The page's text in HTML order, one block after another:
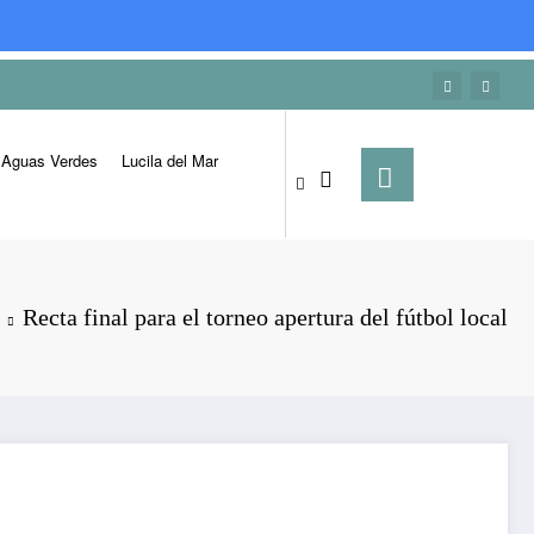
Aguas Verdes Lucila del Mar
Recta final para el torneo apertura del fútbol local